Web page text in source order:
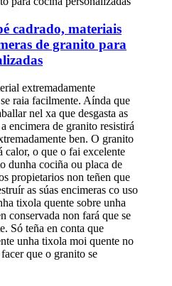
cadrado, materiais
de granito para
extremadamente
raia facilmente. Aínda que
nel xa que desgasta as
encimera de granito resistirá
ben. O granito
calor, o que o fai excelente
dunha cociña ou placa de
propietarios non teñen que
as súas encimeras co uso
tixola quente sobre unha
conservada non fará que se
Só teña en conta que
unha tixola moi quente no
que o granito se